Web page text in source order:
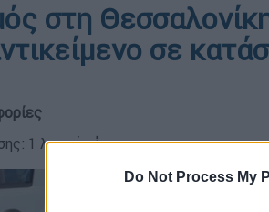
Do Not Process My
στη
σε
1 λεπτό ┋